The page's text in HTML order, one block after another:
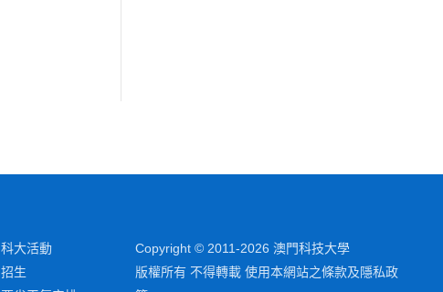
科大活動
招生
Copyright © 2011-2026 澳門科技大學
版權所有 不得轉載 使用本網站之條款及隱私政